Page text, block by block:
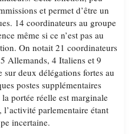
et permet d’être un
14 coordinateurs au groupe
même si ce n’est pas au
On notait 21 coordinateurs
Allemands, 4 Italiens et 9
sur deux délégations fortes au
postes supplémentaires
portée réelle est marginale
l’activité parlementaire étant
incertaine.